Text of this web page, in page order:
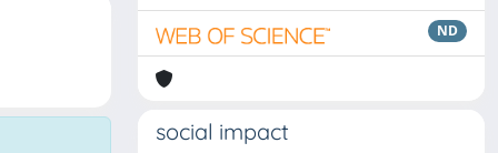
ND
social impact